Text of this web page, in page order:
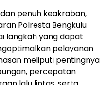
penuh keakraban,
Polresta Bengkulu
langkah yang dapat
pelayanan
meliputi pentingnya
percepatan